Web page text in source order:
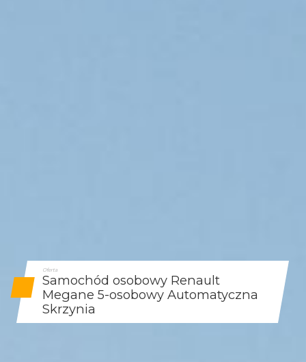
Oferta
Samochód osobowy Renault
Megane 5-osobowy Automatyczna
Skrzynia